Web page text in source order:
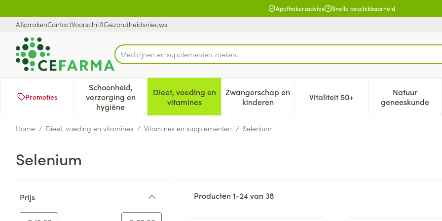
Apothekersadvies Snelle beschikbaarheid
AfsprakenContactVoorschriftGezondheidsnieuws
Product, merk, categorie...
M
Promoties
Schoonheid,
verzorging en
hygiëne
Toon submenu voor Schoonheid, verzorging en hygiëne categorie
Dieet, voeding en
vitaminesToon submenu voor Dieet, voeding en vitamines categorie
Zwangerschap en
kinderenToon submenu voor Zwangerschap en kinderen
Vitaliteit 50+Toon submenu voor Vitaliteit
Natuur
geneeskunde
Toon
Home / Dieet, voeding en vitamines / Vitamines en supplementen / Selenium
Selenium
Prijs
Producten1-24van38